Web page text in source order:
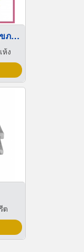
โรงงานผลิตเครื่องดื่มสุขภาพ OEM รับผลิตสำหรับโรงแรม ร้านอาหาร คาเฟ่ น้ำผลไม้ Supermarket
ห้ง
ต